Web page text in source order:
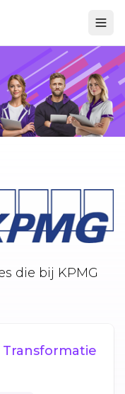
die bij KPMG